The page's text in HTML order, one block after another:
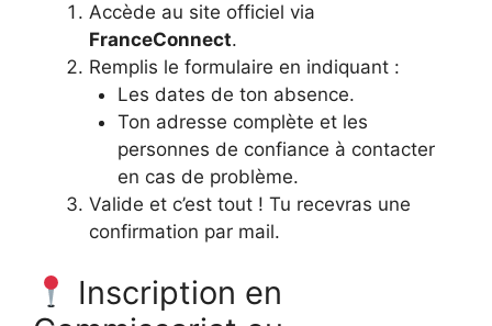
Accède au site officiel via
FranceConnect.
Remplis le formulaire en indiquant :
Les dates de ton absence.
Ton adresse complète et les
personnes de confiance à contacter
en cas de problème.
Valide et c’est tout ! Tu recevras une
confirmation par mail.
Inscription en